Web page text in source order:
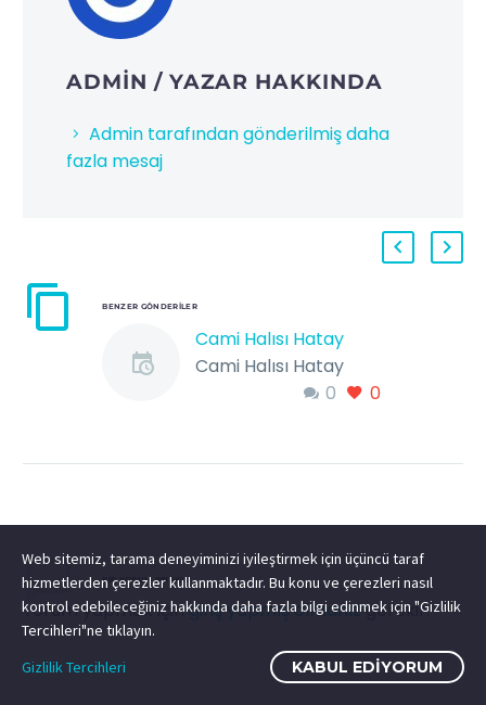
ADMIN / YAZAR HAKKINDA
Admin tarafından gönderilmiş daha
fazla mesaj
BENZER GÖNDERILER
Cami Halısı Hatay
Cami Halısı Hatay
Türkiye’nin En Büyük
Hatay…
0 0
BIR YORUM BIRAKIN
Yorum yapmak içingiriş yapmış olmanızgerekir.
Web sitemiz, tarama deneyiminizi iyileştirmek için üçüncü taraf
hizmetlerden çerezler kullanmaktadır. Bu konu ve çerezleri nasıl
kontrol edebileceğiniz hakkında daha fazla bilgi edinmek için "Gizlilik
Tercihleri"ne tıklayın.
Gizlilik Tercihleri
KABUL EDIYORUM